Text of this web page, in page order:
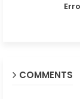
COMMENTS